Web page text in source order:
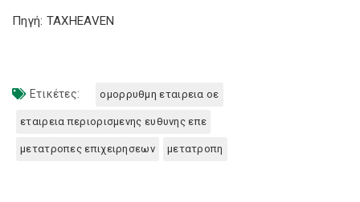
Πηγή: TAXHEAVEN
Ετικέτες: ομορρυθμη εταιρεια οε
εταιρεια περιορισμενης ευθυνης επε
μετατροπες επιχειρησεων μετατροπη